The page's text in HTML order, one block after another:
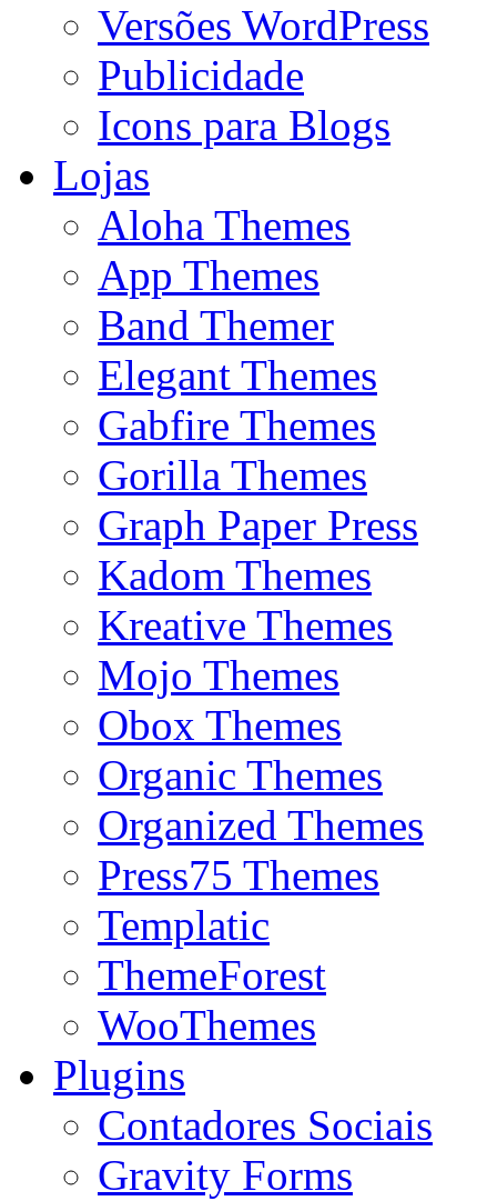
Versões WordPress
Publicidade
Icons para Blogs
Lojas
Aloha Themes
App Themes
Band Themer
Elegant Themes
Gabfire Themes
Gorilla Themes
Graph Paper Press
Kadom Themes
Kreative Themes
Mojo Themes
Obox Themes
Organic Themes
Organized Themes
Press75 Themes
Templatic
ThemeForest
WooThemes
Plugins
Contadores Sociais
Gravity Forms